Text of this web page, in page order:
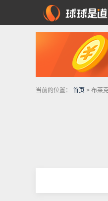
当前的位置： 首页 > 布莱